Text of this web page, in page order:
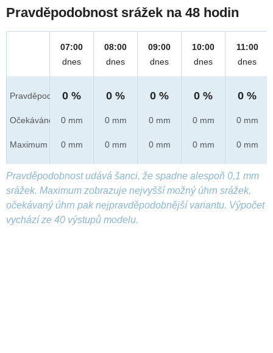
Pravděpodobnost srážek na 48 hodin
Pravděpod.
Očekáváno
Maximum
07:00
dnes
0 %
0 mm
0 mm
08:00
dnes
0 %
0 mm
0 mm
09:00
dnes
0 %
0 mm
0 mm
10:00
dnes
0 %
0 mm
0 mm
11:00
dnes
0 %
0 mm
0 mm
Pravděpodobnost udává šanci, že spadne alespoň 0,1 mm
srážek. Maximum zobrazuje nejvyšší možný úhrn srážek,
očekávaný úhrn pak nejpravděpodobnější variantu. Výpočet
vychází ze 40 výstupů modelu.